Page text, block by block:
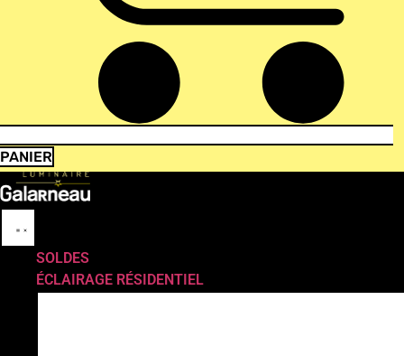
PANIER
SOLDES
ÉCLAIRAGE RÉSIDENTIEL